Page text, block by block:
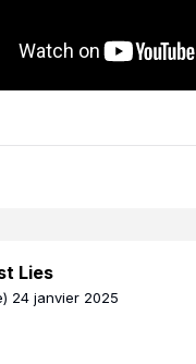
Lies
24 janvier 2025